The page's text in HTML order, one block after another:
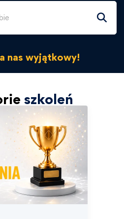
nas wyjątkowy!
szkoleń